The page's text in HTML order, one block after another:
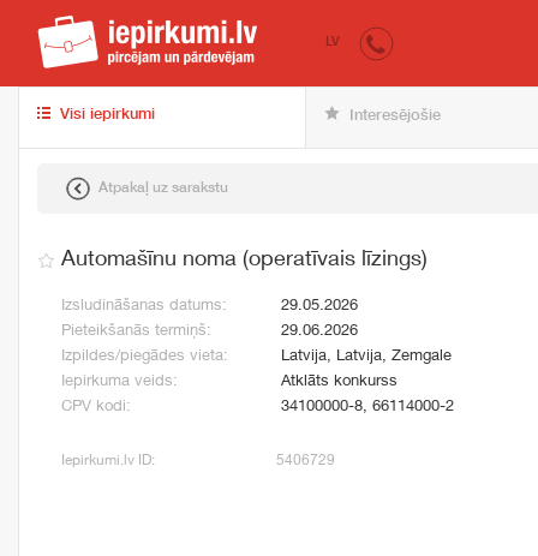
iepirkumi.lv
LV
Visi iepirkumi Interesējošie
Atpakaļ uz sarakstu
Automašīnu noma (operatīvais līzings)
Izsludināšanas datums:
29.05.2026
Pieteikšanās termiņš:
29.06.2026
Izpildes/piegādes vieta:
Latvija, Latvija, Zemgale
Iepirkuma veids:
Atklāts konkurss
CPV kodi:
34100000-8, 66114000-2
Iepirkumi.lv ID: 5406729